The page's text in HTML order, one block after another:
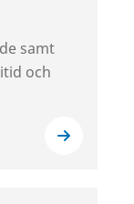
samt
och